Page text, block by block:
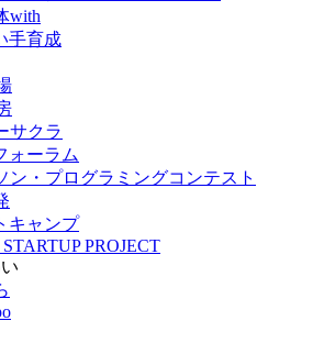
with
手育成
サクラ
ォーラム
ン・プログラミングコンテスト
キャンプ
PROJECT